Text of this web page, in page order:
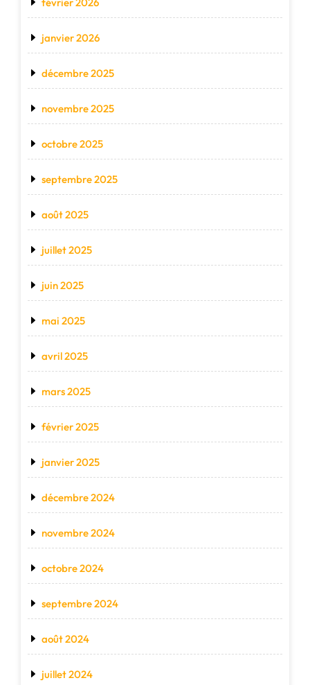
janvier 2026
décembre 2025
novembre 2025
octobre 2025
septembre 2025
août 2025
juillet 2025
juin 2025
mai 2025
avril 2025
mars 2025
février 2025
janvier 2025
décembre 2024
novembre 2024
octobre 2024
septembre 2024
août 2024
juillet 2024